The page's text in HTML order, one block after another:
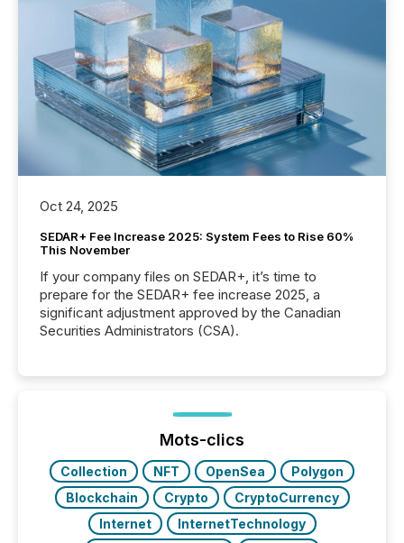
Oct 24, 2025
SEDAR+ Fee Increase 2025: System Fees to Rise 60%
This November
If your company files on SEDAR+, it’s time to
prepare for the SEDAR+ fee increase 2025, a
significant adjustment approved by the Canadian
Securities Administrators (CSA).
Mots-clics
Collection NFT OpenSea
Polygon
Blockchain
Crypto
CryptoCurrency
Internet
InternetTechnology